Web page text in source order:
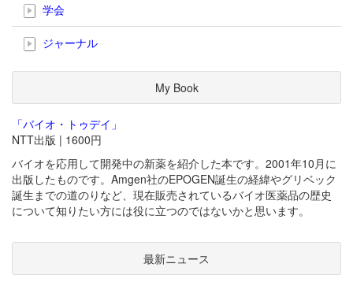
学会
ジャーナル
My Book
「バイオ・トゥデイ」
NTT出版 | 1600円
バイオを応用して開発中の新薬を紹介した本です。2001年10月に
出版したものです。Amgen社のEPOGEN誕生の経緯やグリベック
誕生までの道のりなど、現在販売されているバイオ医薬品の歴史
について知りたい方には役に立つのではないかと思います。
最新ニュース